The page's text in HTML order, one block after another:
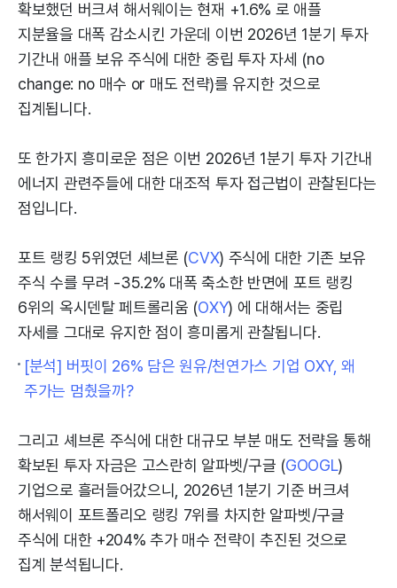
확보했던 버크셔 해서웨이는 현재 +1.6% 로 애플
지분율을 대폭 감소시킨 가운데 이번 2026년 1분기 투자
기간내 애플 보유 주식에 대한 중립 투자 자세 (no
change: no 매수 or 매도 전략)를 유지한 것으로
집계됩니다.
또 한가지 흥미로운 점은 이번 2026년 1분기 투자 기간내
에너지 관련주들에 대한 대조적 투자 접근법이 관찰된다는
점입니다.
포트 랭킹 5위였던 셰브론 (CVX) 주식에 대한 기존 보유
주식 수를 무려 -35.2% 대폭 축소한 반면에 포트 랭킹
6위의 옥시덴탈 페트롤리움 (OXY) 에 대해서는 중립
자세를 그대로 유지한 점이 흥미롭게 관찰됩니다.
[분석] 버핏이 26% 담은 원유/천연가스 기업 OXY, 왜
주가는 멈췄을까?
그리고 셰브론 주식에 대한 대규모 부분 매도 전략을 통해
확보된 투자 자금은 고스란히 알파벳/구글 (GOOGL)
기업으로 흘러들어갔으니, 2026년 1분기 기준 버크셔
해서웨이 포트폴리오 랭킹 7위를 차지한 알파벳/구글
주식에 대한 +204% 추가 매수 전략이 추진된 것으로
집계 분석됩니다.